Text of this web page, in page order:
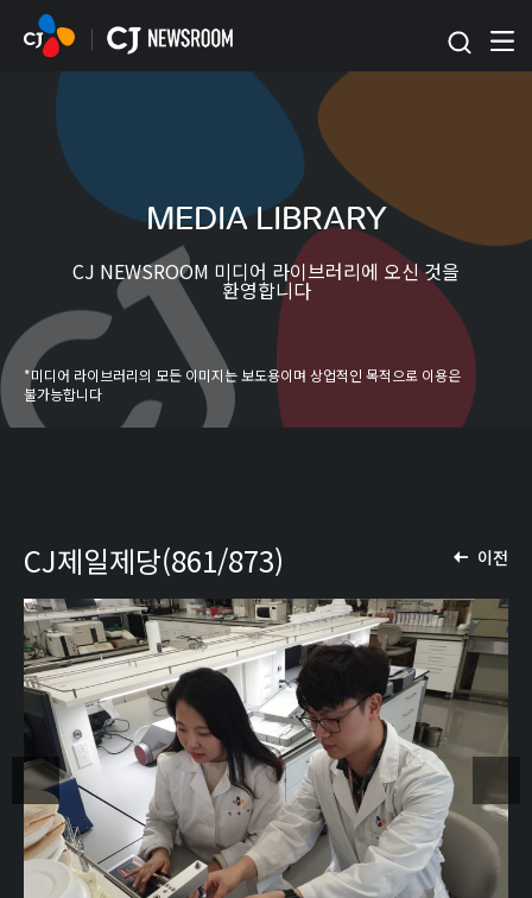
본문 바로가기
MEDIA LIBRARY
CJ NEWSROOM 미디어 라이브러리에 오신 것을
환영합니다
*미디어 라이브러리의 모든 이미지는 보도용이며 상업적인 목적으로 이용은
불가능합니다
이전
CJ제일제당(861/873)